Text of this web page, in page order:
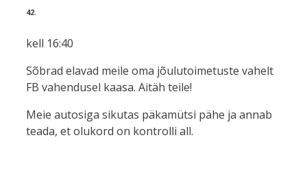
42.
kell 16:40
Sõbrad elavad meile oma jõulutoimetuste vahelt
FB vahendusel kaasa. Aitäh teile!
Meie autosiga sikutas päkamütsi pähe ja annab
teada, et olukord on kontrolli all.